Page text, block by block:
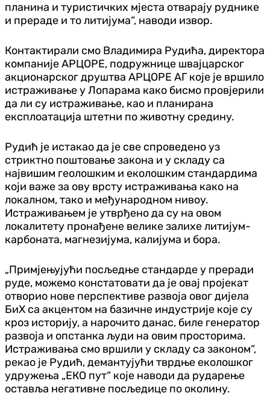
планина и туристичких мјеста отварају руднике
и прераде и то литијума“, наводи извор.
Контактирали смо Владимира Рудића, директора
компаније АРЦОРЕ, подружнице швајцарског
акционарског друштва АРЦОРЕ АГ које је вршило
истраживање у Лопарама како бисмо провјерили
да ли су истраживање, као и планирана
експлоатација штетни по животну средину.
Рудић је истакао да је све спроведено уз
стриктно поштовање закона и у складу са
највишим геолошким и еколошким стандардима
који важе за ову врсту истраживања како на
локалном, тако и међународном нивоу.
Истраживањем је утврђено да су на овом
локалитету пронађене велике залихе литијум-
карбоната, магнезијума, калијума и бора.
„Примјењујући посљедње стандарде у преради
руде, можемо констатовати да је овај пројекат
отворио нове перспективе развоја овог дијела
БиХ са акцентом на базичне индустрије које су
кроз историју, а нарочито данас, биле генератор
развоја и опстанка људи на овим просторима.
Истраживања смо вршили у складу са законом“,
рекао је Рудић, демантујући тврдње еколошког
удружења „ЕКО пут“ које наводи да рударење
оставља негативне посљедице по околину.